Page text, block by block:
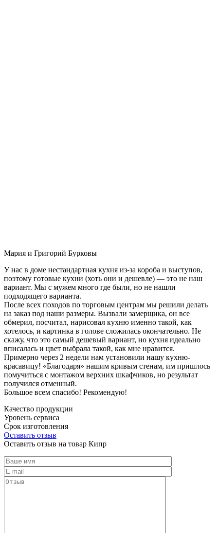
Мария и Григорий Бурковы
У нас в доме нестандартная кухня из-за короба и выступов,
поэтому готовые кухни (хоть они и дешевле) — это не наш
вариант. Мы с мужем много где были, но не нашли
подходящего варианта.
После всех походов по торговым центрам мы решили делать
на заказ под наши размеры. Вызвали замерщика, он все
обмерил, посчитал, нарисовал кухню именно такой, как
хотелось, и картинка в голове сложилась окончательно. Не
скажу, что это самый дешевый вариант, но кухня идеально
вписалась и цвет выбрала такой, как мне нравится.
Примерно через 2 недели нам установили нашу кухню-
красавицу! «Благодаря» нашим кривым стенам, им пришлось
помучиться с монтажом верхних шкафчиков, но результат
получился отменный.
Большое всем спасибо! Рекомендую!
Качество продукции
Уровень сервиса
Срок изготовления
Оставить отзыв
Оставить отзыв на товар Кипр